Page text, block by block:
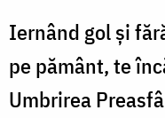
Iernând gol şi
pe pământ, te
Umbrirea